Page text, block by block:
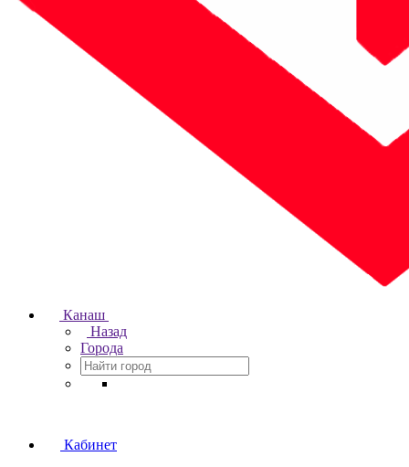
Канаш
Назад
Города
Кабинет